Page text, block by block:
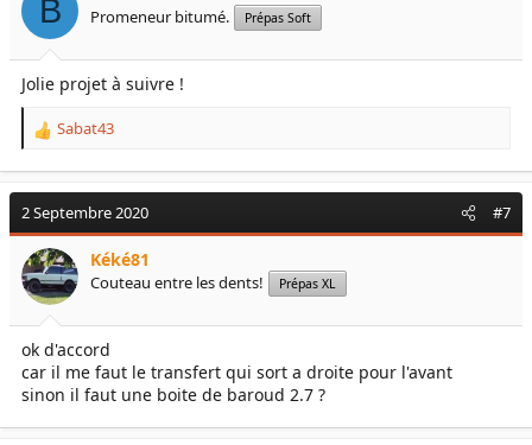
s
:
B Promeneur bitumé. Prépas Soft
Jolie projet à suivre !
R
t
o
n
s
:
Sabat43
2 Septembre 2020 #7
Kéké81
Couteau entre les dents! Prépas XL
ok d'accord
car il me faut le transfert qui sort a droite pour l'avant
sinon il faut une boite de baroud 2.7 ?